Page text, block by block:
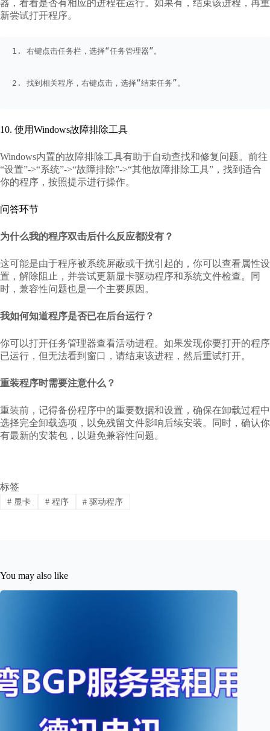
器，看看是否有相应的进程在运行。如果有，结束该进程，再重
新尝试打开程序。
1. 右键点击任务栏，选择“任务管理器”。
2. 找到相关程序，右键点击，选择“结束任务”。
10. 使用Windows故障排除工具
Windows内置的故障排除工具有助于自动查找和修复问题。前往
“设置”->“系统”->“故障排除”->“其他故障排除工具”，找到适合
你的程序，按照提示进行操作。
问答环节
为什么我的程序双击后什么反应都没有？
这可能是由于程序被系统屏蔽或干扰引起的，你可以查看属性设
置，解除阻止，并尝试更新显卡驱动程序和系统文件检查。同
时，兼容性问题也是一个主要原因。
我如何知道程序是否已在后台运行？
你可以打开任务管理器查看活动进程。如果发现你要打开的程序
已运行，但无法看到窗口，请结束该进程，然后重试打开。
重装程序时需要注意什么？
重装前，记得备份程序中的重要数据和设置，确保在卸载过程中
选择完全卸载选项，以免残留文件影响后续安装。同时，确认你
有最新的安装包，以避免兼容性问题。
标签
#显卡 #程序 # 驱动程序
You may also like